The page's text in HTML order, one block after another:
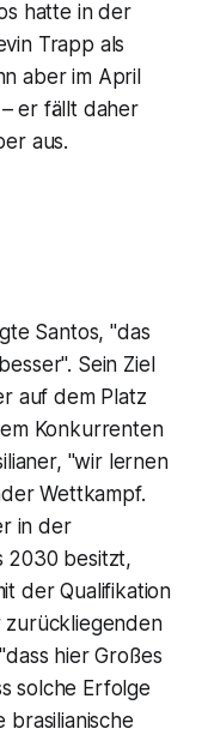
hatte in der
Trapp als
aber im April
er fällt daher
aus.
Santos, "das
Sein Ziel
auf dem Platz
Konkurrenten
"wir lernen
Wettkampf.
in der
2030 besitzt,
der Qualifikation
zurückliegenden
hier Großes
solche Erfolge